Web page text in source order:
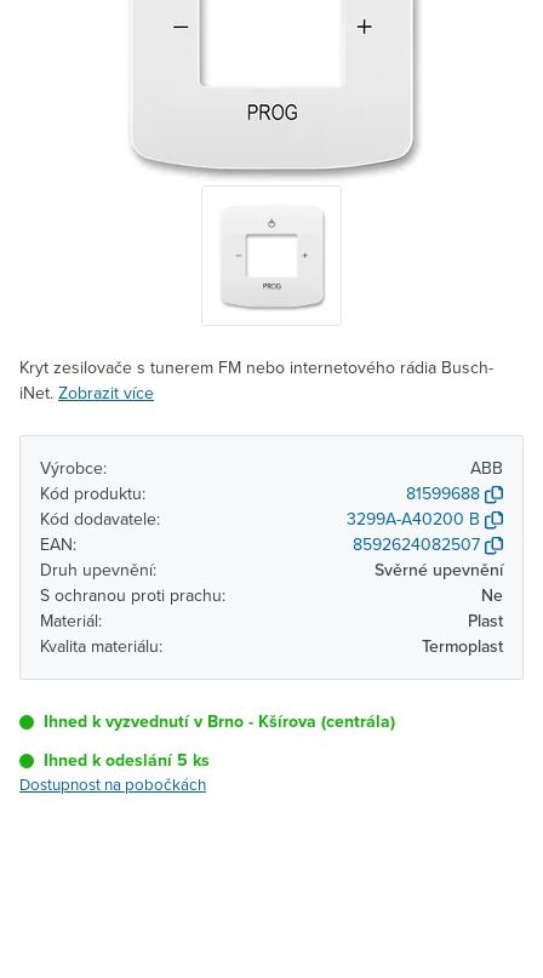
Kryt zesilovače s tunerem FM nebo internetového rádia Busch-
iNet. Zobrazit více
Výrobce:
ABB
Kód produktu:
81599688
Kód dodavatele:
3299A-A40200 B
EAN:
8592624082507
Druh upevnění:
Svěrné upevnění
S ochranou proti prachu:
Ne
Materiál:
Plast
Kvalita materiálu:
Termoplast
Ihned k vyzvednutí v Brno - Kšírova (centrála)
Ihned k odeslání 5 ks
Dostupnost na pobočkách